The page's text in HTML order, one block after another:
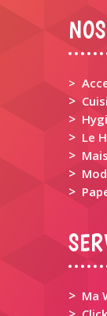
>
>
>
> Le
>
>
>
> Ma